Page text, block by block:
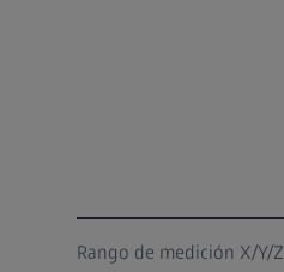
Rango de medición X/Y/Z